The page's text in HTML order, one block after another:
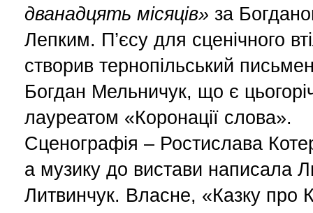
дванадцять місяців» за
Лепким. П’єсу для сценічного
створив тернопільський
Богдан Мельничук, що є
лауреатом «Коронації слова».
Сценографія – Ростислава
а музику до вистави написала
Литвинчук. Власне, «Казку про